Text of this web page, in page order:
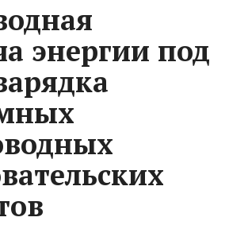
энергии под